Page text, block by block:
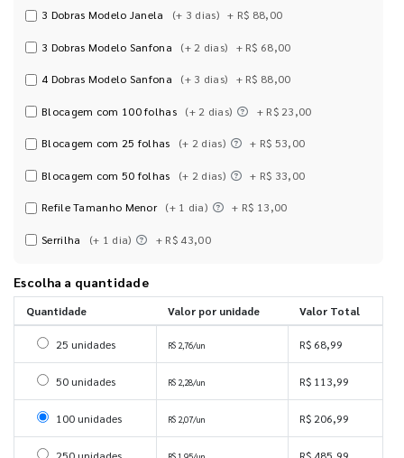
3 Dobras Modelo Janela (+ 3 dias) + R$ 88,00
3 Dobras Modelo Sanfona (+ 2 dias) + R$ 68,00
4 Dobras Modelo Sanfona (+ 3 dias) + R$ 88,00
Blocagem com 100 folhas (+ 2 dias) + R$ 23,00
Blocagem com 25 folhas (+ 2 dias) + R$ 53,00
Blocagem com 50 folhas (+ 2 dias) + R$ 33,00
Refile Tamanho Menor (+ 1 dia) + R$ 13,00
Serrilha (+ 1 dia) + R$ 43,00
Escolha a quantidade
Quantidade Valor por unidade Valor Total
Selecionar 25 unidades
25 unidades R$ 2,76/un R$ 68,99
Selecionar 50 unidades
50 unidades R$ 2,28/un R$ 113,99
Selecionar 100 unidades
100 unidades R$ 2,07/un R$ 206,99
250 unidades R$ 485,99